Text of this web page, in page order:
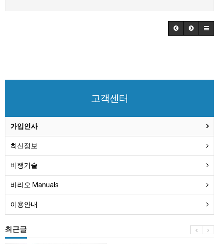
고객센터
가입인사
최신정보
비행기술
바리오 Manuals
이용안내
최근글